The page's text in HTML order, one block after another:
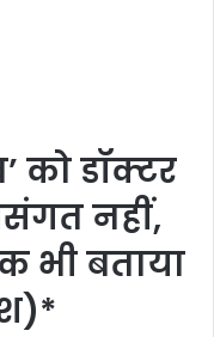
को डॉक्टर
नहीं,
भी बताया